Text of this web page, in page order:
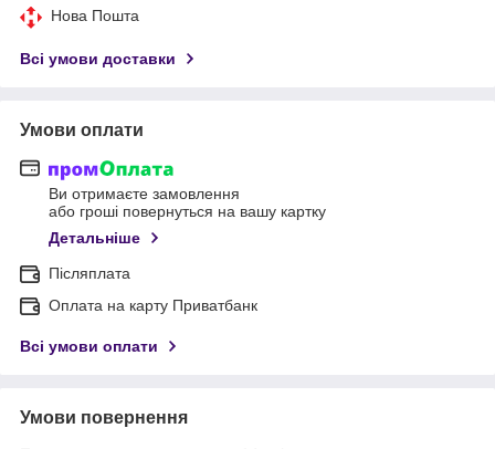
Нова Пошта
Всі умови доставки
Умови оплати
Ви отримаєте замовлення
або гроші повернуться на вашу картку
Детальніше
Післяплата
Оплата на карту Приватбанк
Всі умови оплати
Умови повернення